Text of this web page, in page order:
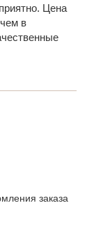
Цена
в
заказа